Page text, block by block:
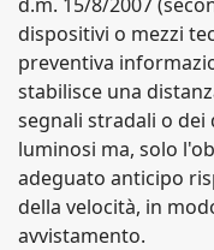
dispositivi o mezzi
preventiva
stabilisce una
segnali stradali o
luminosi ma, solo
adeguato anticipo
della velocità, in
avvistamento.